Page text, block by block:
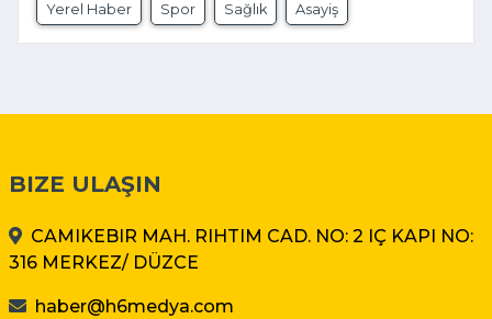
Yerel Haber Spor Sağlık Asayiş
BIZE ULAŞIN
CAMIKEBIR MAH. RIHTIM CAD. NO: 2 IÇ KAPI NO:
316 MERKEZ/ DÜZCE
haber@h6medya.com